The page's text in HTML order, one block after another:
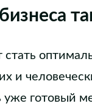
и
готовый